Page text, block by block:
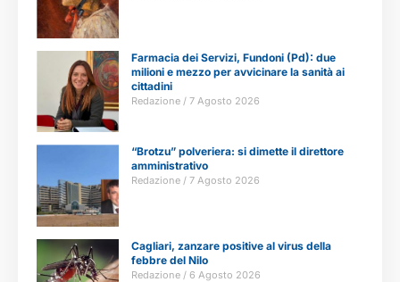
Farmacia dei Servizi, Fundoni (Pd): due
milioni e mezzo per avvicinare la sanità ai
cittadini
Redazione 7 Agosto 2026
“Brotzu” polveriera: si dimette il direttore
amministrativo
Redazione 7 Agosto 2026
Cagliari, zanzare positive al virus della
febbre del Nilo
Redazione 6 Agosto 2026